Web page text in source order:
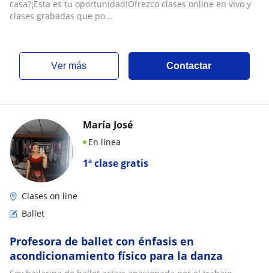
casa?¡Esta es tu oportunidad!Ofrezco clases online en vivo y
clases grabadas que po...
ver más Contactar
1ª clase gratis
María José
En línea
Clases on line
Ballet
Profesora de ballet con énfasis en
acondicionamiento físico para la danza